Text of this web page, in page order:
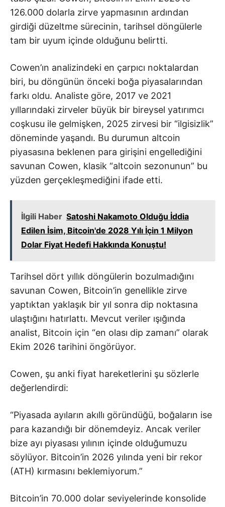
126.000 dolarla zirve yapmasının ardından
girdiği düzeltme sürecinin, tarihsel döngülerle
tam bir uyum içinde olduğunu belirtti.
Cowen’ın analizindeki en çarpıcı noktalardan
biri, bu döngünün önceki boğa piyasalarından
farkı oldu. Analiste göre, 2017 ve 2021
yıllarındaki zirveler büyük bir bireysel yatırımcı
coşkusu ile gelmişken, 2025 zirvesi bir “ilgisizlik”
döneminde yaşandı. Bu durumun altcoin
piyasasına beklenen para girişini engellediğini
savunan Cowen, klasik “altcoin sezonunun” bu
yüzden gerçekleşmediğini ifade etti.
İlgili Haber Satoshi Nakamoto Olduğu İddia
Edilen İsim, Bitcoin'de 2028 Yılı İçin 1 Milyon
Dolar Fiyat Hedefi Hakkında Konuştu!
Tarihsel dört yıllık döngülerin bozulmadığını
savunan Cowen, Bitcoin’in genellikle zirve
yaptıktan yaklaşık bir yıl sonra dip noktasına
ulaştığını hatırlattı. Mevcut veriler ışığında
analist, Bitcoin için “en olası dip zamanı” olarak
Ekim 2026 tarihini öngörüyor.
Cowen, şu anki fiyat hareketlerini şu sözlerle
değerlendirdi:
“Piyasada ayıların akıllı göründüğü, boğaların ise
para kazandığı bir dönemdeyiz. Ancak veriler
bize ayı piyasası yılının içinde olduğumuzu
söylüyor. Bitcoin’in 2026 yılında yeni bir rekor
(ATH) kırmasını beklemiyorum.”
Bitcoin’in 70.000 dolar seviyelerinde konsolide